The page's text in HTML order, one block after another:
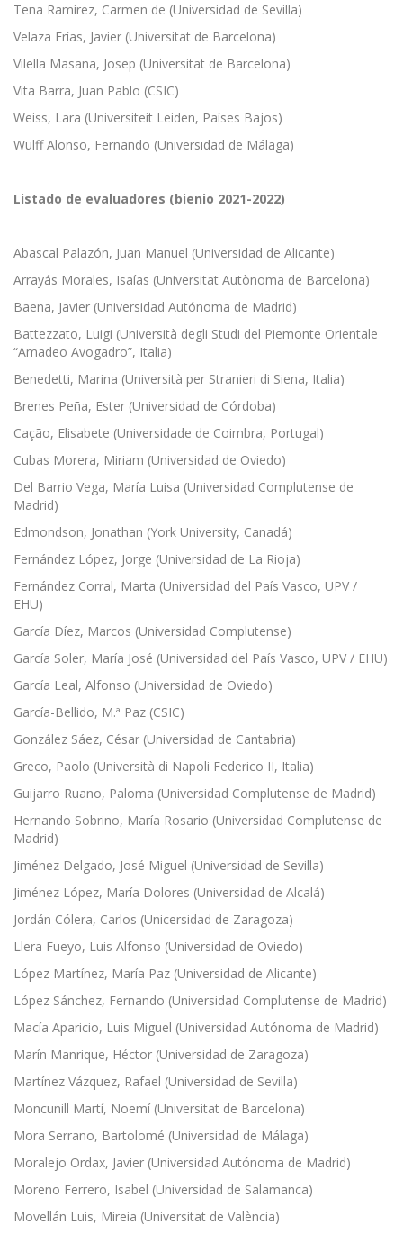
Tena Ramírez, Carmen de (Universidad de Sevilla)
Velaza Frías, Javier (Universitat de Barcelona)
Vilella Masana, Josep (Universitat de Barcelona)
Vita Barra, Juan Pablo (CSIC)
Weiss, Lara (Universiteit Leiden, Países Bajos)
Wulff Alonso, Fernando (Universidad de Málaga)
Listado de evaluadores (bienio 2021-2022)
Abascal Palazón, Juan Manuel (Universidad de Alicante)
Arrayás Morales, Isaías (Universitat Autònoma de Barcelona)
Baena, Javier (Universidad Autónoma de Madrid)
Battezzato, Luigi (Università degli Studi del Piemonte Orientale
“Amadeo Avogadro”, Italia)
Benedetti, Marina (Università per Stranieri di Siena, Italia)
Brenes Peña, Ester (Universidad de Córdoba)
Cação, Elisabete (Universidade de Coimbra, Portugal)
Cubas Morera, Miriam (Universidad de Oviedo)
Del Barrio Vega, María Luisa (Universidad Complutense de
Madrid)
Edmondson, Jonathan (York University, Canadá)
Fernández López, Jorge (Universidad de La Rioja)
Fernández Corral, Marta (Universidad del País Vasco, UPV /
EHU)
García Díez, Marcos (Universidad Complutense)
García Soler, María José (Universidad del País Vasco, UPV / EHU)
García Leal, Alfonso (Universidad de Oviedo)
García-Bellido, M.ª Paz (CSIC)
González Sáez, César (Universidad de Cantabria)
Greco, Paolo (Università di Napoli Federico II, Italia)
Guijarro Ruano, Paloma (Universidad Complutense de Madrid)
Hernando Sobrino, María Rosario (Universidad Complutense de
Madrid)
Jiménez Delgado, José Miguel (Universidad de Sevilla)
Jiménez López, María Dolores (Universidad de Alcalá)
Jordán Cólera, Carlos (Unicersidad de Zaragoza)
Llera Fueyo, Luis Alfonso (Universidad de Oviedo)
López Martínez, María Paz (Universidad de Alicante)
López Sánchez, Fernando (Universidad Complutense de Madrid)
Macía Aparicio, Luis Miguel (Universidad Autónoma de Madrid)
Marín Manrique, Héctor (Universidad de Zaragoza)
Martínez Vázquez, Rafael (Universidad de Sevilla)
Moncunill Martí, Noemí (Universitat de Barcelona)
Mora Serrano, Bartolomé (Universidad de Málaga)
Moralejo Ordax, Javier (Universidad Autónoma de Madrid)
Moreno Ferrero, Isabel (Universidad de Salamanca)
Movellán Luis, Mireia (Universitat de València)